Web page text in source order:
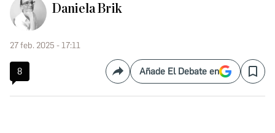
Daniela Brik
27 feb. 2025 - 17:11
8 CompartirAñade El Debate en Save